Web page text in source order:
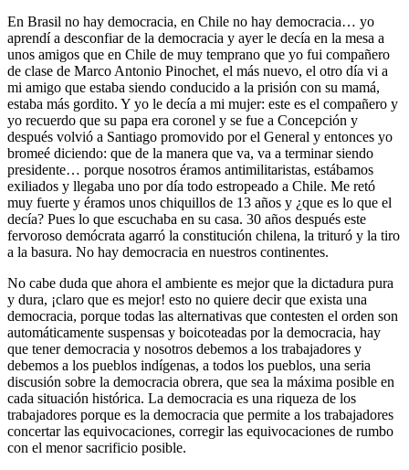
En Brasil no hay democracia, en Chile no hay democracia… yo
aprendí a desconfiar de la democracia y ayer le decía en la mesa a
unos amigos que en Chile de muy temprano que yo fui compañero
de clase de Marco Antonio Pinochet, el más nuevo, el otro día vi a
mi amigo que estaba siendo conducido a la prisión con su mamá,
estaba más gordito. Y yo le decía a mi mujer: este es el compañero y
yo recuerdo que su papa era coronel y se fue a Concepción y
después volvió a Santiago promovido por el General y entonces yo
bromeé diciendo: que de la manera que va, va a terminar siendo
presidente… porque nosotros éramos antimilitaristas, estábamos
exiliados y llegaba uno por día todo estropeado a Chile. Me retó
muy fuerte y éramos unos chiquillos de 13 años y ¿que es lo que el
decía? Pues lo que escuchaba en su casa. 30 años después este
fervoroso demócrata agarró la constitución chilena, la trituró y la tiro
a la basura. No hay democracia en nuestros continentes.
No cabe duda que ahora el ambiente es mejor que la dictadura pura
y dura, ¡claro que es mejor! esto no quiere decir que exista una
democracia, porque todas las alternativas que contesten el orden son
automáticamente suspensas y boicoteadas por la democracia, hay
que tener democracia y nosotros debemos a los trabajadores y
debemos a los pueblos indígenas, a todos los pueblos, una seria
discusión sobre la democracia obrera, que sea la máxima posible en
cada situación histórica. La democracia es una riqueza de los
trabajadores porque es la democracia que permite a los trabajadores
concertar las equivocaciones, corregir las equivocaciones de rumbo
con el menor sacrificio posible.